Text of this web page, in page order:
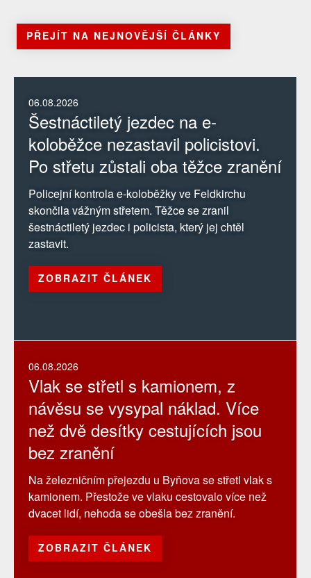
PŘEJÍT NA NEJNOVĚJŠÍ ČLÁNKY
06.08.2026
Šestnáctiletý jezdec na e-
koloběžce nezastavil policistovi.
Po střetu zůstali oba těžce zranění
Policejní kontrola e-koloběžky ve Feldkirchu
skončila vážným střetem. Těžce se zranil
šestnáctiletý jezdec i policista, který jej chtěl
zastavit.
ZOBRAZIT ČLÁNEK
06.08.2026
Vlak se střetl s kamionem, z
návěsu se vysypal náklad. Více
než dvě desítky cestujících jsou
bez zranění
Na železničním přejezdu u Byňova se střetl vlak s
kamionem. Přestože ve vlaku cestovalo více než
dvacet lidí, nehoda se obešla bez zranění.
ZOBRAZIT ČLÁNEK